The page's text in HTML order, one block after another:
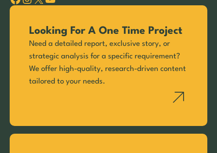
Looking For A One Time Project
Need a detailed report, exclusive story, or
strategic analysis for a specific requirement?
We offer high-quality, research-driven content
tailored to your needs.